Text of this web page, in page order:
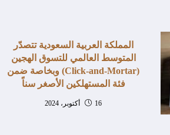
المملكة العربية السعودية تتصدّر
المتوسط العالمي للتسوق الهجين
(Click-and-Mortar) وبخاصة ضمن
فئة المستهلكين الأصغر سناً
16 أكتوبر، 2024